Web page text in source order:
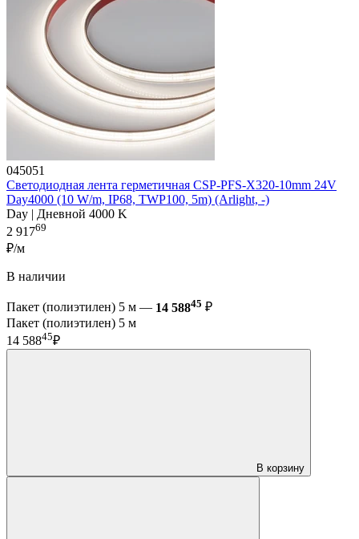
045051
Светодиодная лента герметичная CSP-PFS-X320-10mm 24V
Day4000 (10 W/m, IP68, TWP100, 5m) (Arlight, -)
Day | Дневной 4000 K
2 91769
₽/м
В наличии
Пакет (полиэтилен) 5 м — 14 58845 ₽
Пакет (полиэтилен) 5 м
14 58845₽
В корзину